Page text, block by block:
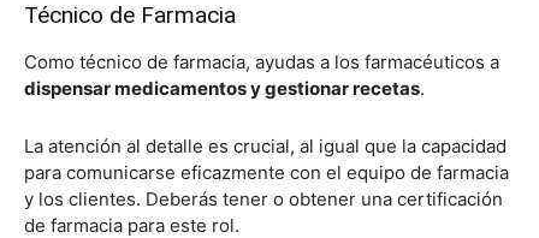
Técnico de Farmacia
Como técnico de farmacia, ayudas a los farmacéuticos a
dispensar medicamentos y gestionar recetas.
La atención al detalle es crucial, al igual que la capacidad
para comunicarse eficazmente con el equipo de farmacia
y los clientes. Deberás tener o obtener una certificación
de farmacia para este rol.